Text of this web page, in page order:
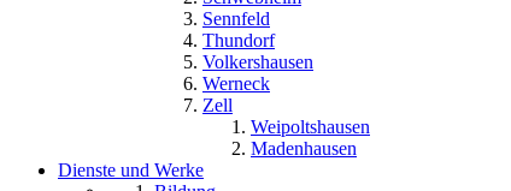
Sennfeld
Thundorf
Volkershausen
Werneck
Zell
Weipoltshausen
Madenhausen
Dienste und Werke